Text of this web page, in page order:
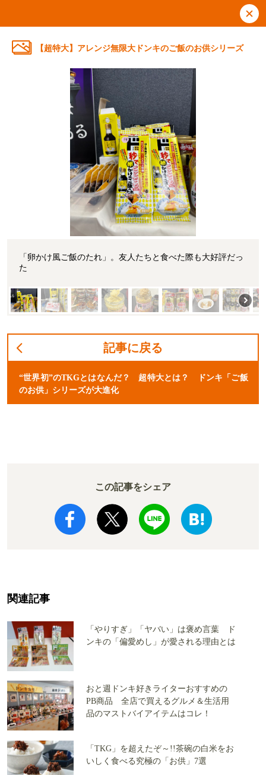
【超特大】アレンジ無限大ドンキのご飯のお供シリーズ
「卵かけ風ご飯のたれ」。友人たちと食べた際も大好評だっ
た
記事に戻る
“世界初”のTKGとはなんだ？ 超特大とは？ ドンキ「ご飯
のお供」シリーズが大進化
この記事をシェア
関連記事
「やりすぎ」「ヤバい」は褒め言葉 ド
ンキの「偏愛めし」が愛される理由とは
おと週ドンキ好きライターおすすめの
PB商品 全店で買えるグルメ＆生活用
品のマストバイアイテムはコレ！
「TKG」を超えたぞ～!!茶碗の白米をお
いしく食べる究極の「お供」7選